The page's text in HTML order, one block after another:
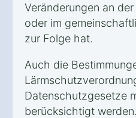
Veränderungen an
oder im
zur Folge hat.
Auch die
Datenschutzgesetze
berücksichtigt werden.